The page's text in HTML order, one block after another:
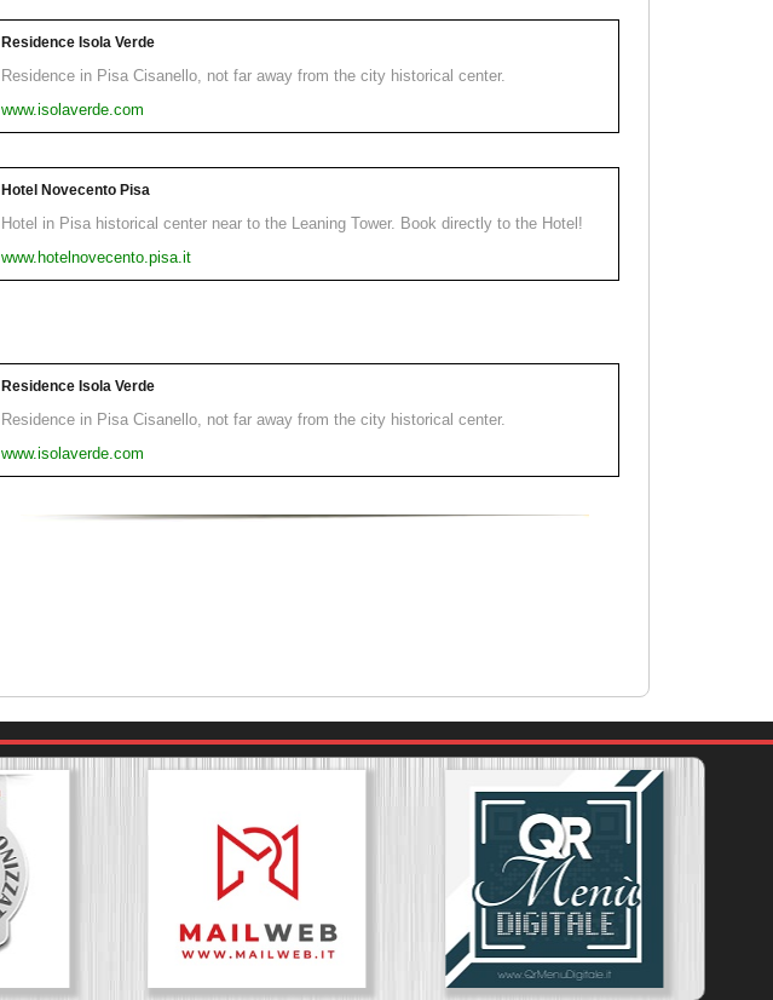
Residence Isola Verde
Residence in Pisa Cisanello, not far away from the city historical center.
www.isolaverde.com
Hotel Novecento Pisa
Hotel in Pisa historical center near to the Leaning Tower. Book directly to the Hotel!
www.hotelnovecento.pisa.it
Residence Isola Verde
Residence in Pisa Cisanello, not far away from the city historical center.
www.isolaverde.com